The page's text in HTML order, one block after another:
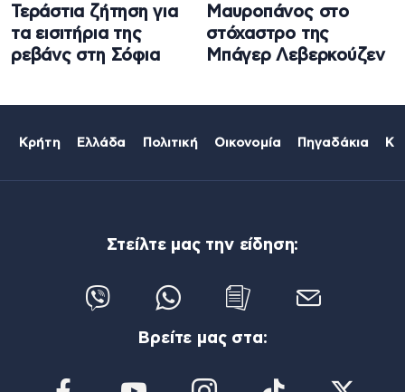
Τεράστια ζήτηση για
τα εισιτήρια της
ρεβάνς στη Σόφια
Μαυροπάνος στο
στόχαστρο της
Μπάγερ Λεβερκούζεν
Κρήτη Ελλάδα Πολιτική Οικονομία Πηγαδάκια
Στείλτε μας την είδηση:
Βρείτε μας στα: